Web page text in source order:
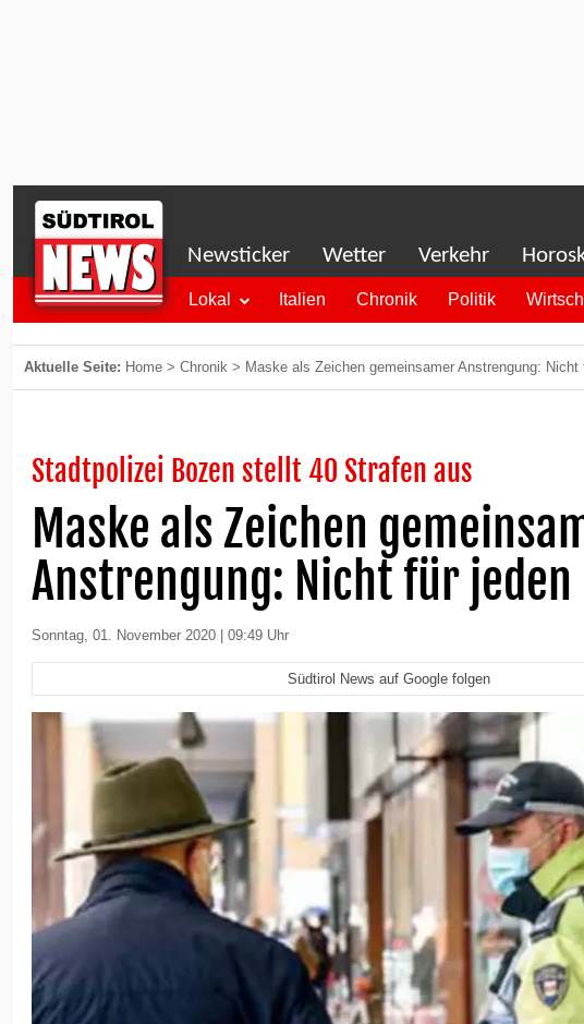
Newsticker Wetter Verkehr
Lokal Italien Chronik Politik
Aktuelle Seite: Home > Chronik > Maske als Zeichen gemeinsamer Anstrengung: Nicht
Stadtpolizei Bozen stellt 40 Strafen aus
Maske als Zeichen
Anstrengung: Nicht für jeden
Sonntag, 01. November 2020 | 09:49 Uhr
Südtirol News auf Google folgen